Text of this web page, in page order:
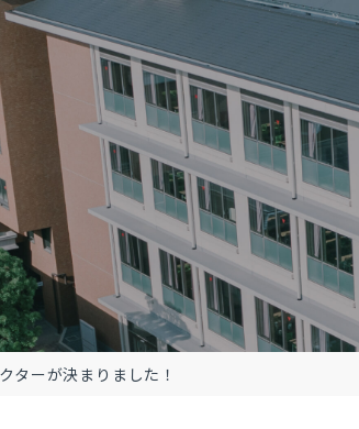
ターが決まりました！